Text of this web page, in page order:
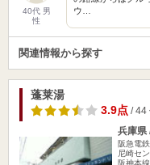
40代 男
性
ウ…
関連情報から探す
蓬莱湯
3.9点/ 44
兵庫県
阪急電
尼崎セ
阪神本